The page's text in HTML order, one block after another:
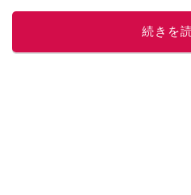
この
続きを